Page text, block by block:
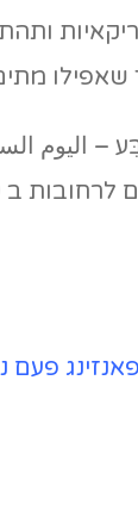
שאפילו
– اليوم
פעם